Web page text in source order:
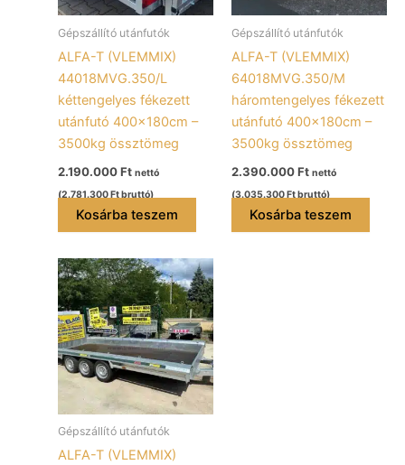
Gépszállító utánfutók
ALFA-T (VLEMMIX)
44018MVG.350/L
kéttengelyes fékezett
utánfutó 400x180cm –
3500kg össztömeg
2.190.000Ft nettó
(2.781.300Ftbruttó)
Kosárba teszem
Gépszállító utánfutók
ALFA-T (VLEMMIX)
64018MVG.350/M
háromtengelyes fékezett
utánfutó 400x180cm –
3500kg össztömeg
2.390.000Ft nettó
(3.035.300Ftbruttó)
Kosárba teszem
Gépszállító utánfutók
ALFA-T (VLEMMIX)